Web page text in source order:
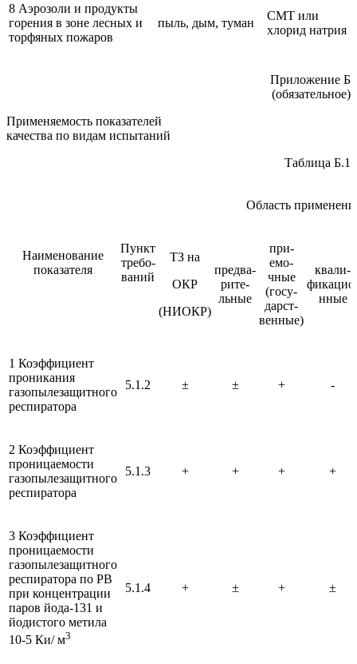
8 Аэрозоли и продукты
горения в зоне лесных и
торфяных пожаров
пыль, дым, туман
СМТ или
хлорид натрия
Приложение Б
(обязательное)
Применяемость показателей
качества по видам испытаний
Таблица Б.1
Наименование
показателя
Пункт
требо-
ваний
Область
ТЗ на
ОКР
(НИОКР)
предва-
рите-
льные
при-
емо-
чные
(госу-
дарст-
венные)
квали-
нные
1 Коэффициент
проникания
газопылезащитного
респиратора
5.1.2 ± ± + -
2 Коэффициент
проницаемости
газопылезащитного
респиратора
5.1.3 + + + +
3 Коэффициент
проницаемости
газопылезащитного
респиратора по РВ
при концентрации
паров йода-131 и
йодистого метила
10-5 Ки/ м3
5.1.4 + ± + ±